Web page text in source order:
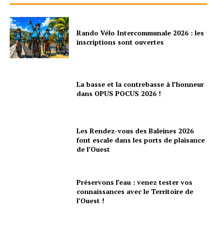
Rando Vélo Intercommunale 2026 : les
inscriptions sont ouvertes
La basse et la contrebasse à l’honneur
dans OPUS POCUS 2026 !
Les Rendez-vous des Baleines 2026
font escale dans les ports de plaisance
de l’Ouest
Préservons l’eau : venez tester vos
connaissances avec le Territoire de
l’Ouest !